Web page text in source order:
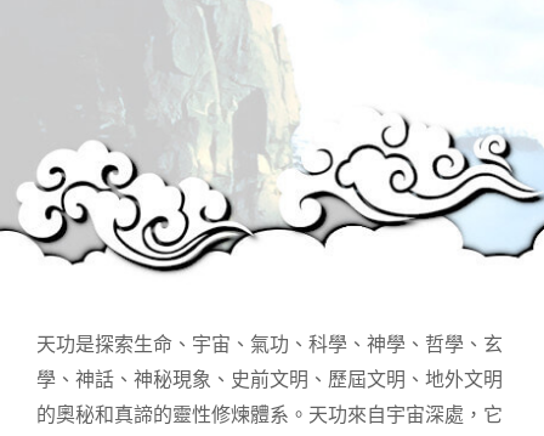
天功是探索生命、宇宙、氣功、科學、神學、哲學、玄
學、神話、神秘現象、史前文明、歷屆文明、地外文明
的奧秘和真諦的靈性修煉體系。天功來自宇宙深處，它